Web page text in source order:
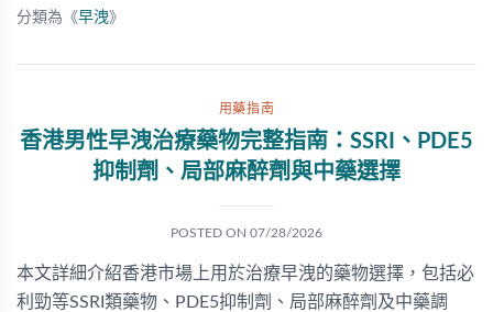
分類為《早洩》
用藥指南
香港男性早洩治療藥物完整指南：SSRI、PDE5
抑制劑、局部麻醉劑與中藥選擇
POSTED ON 07/28/2026
本文詳細介紹香港市場上用於治療早洩的藥物選擇，包括必
利勁等SSRI類藥物、PDE5抑制劑、局部麻醉劑及中藥調